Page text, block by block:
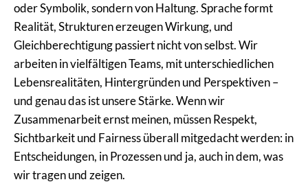
oder Symbolik, sondern von Haltung. Sprache formt
Realität, Strukturen erzeugen Wirkung, und
Gleichberechtigung passiert nicht von selbst. Wir
arbeiten in vielfältigen Teams, mit unterschiedlichen
Lebensrealitäten, Hintergründen und Perspektiven –
und genau das ist unsere Stärke. Wenn wir
Zusammenarbeit ernst meinen, müssen Respekt,
Sichtbarkeit und Fairness überall mitgedacht werden: in
Entscheidungen, in Prozessen und ja, auch in dem, was
wir tragen und zeigen.